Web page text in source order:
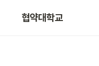
협약대학교